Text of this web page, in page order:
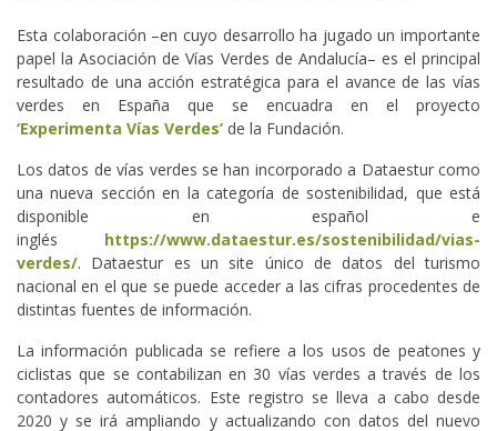
Esta colaboración –en cuyo desarrollo ha jugado un importante
papel la Asociación de Vías Verdes de Andalucía– es el principal
resultado de una acción estratégica para el avance de las vías
verdes en España que se encuadra en el proyecto
‘Experimenta Vías Verdes’ de la Fundación.
Los datos de vías verdes se han incorporado a Dataestur como
una nueva sección en la categoría de sostenibilidad, que está
disponible en español e
inglés https://www.dataestur.es/sostenibilidad/vias-
verdes/. Dataestur es un site único de datos del turismo
nacional en el que se puede acceder a las cifras procedentes de
distintas fuentes de información.
La información publicada se refiere a los usos de peatones y
ciclistas que se contabilizan en 30 vías verdes a través de los
contadores automáticos. Este registro se lleva a cabo desde
2020 y se irá ampliando y actualizando con datos del nuevo